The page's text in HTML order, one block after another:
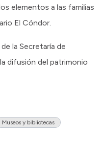
elementos a las familias
El Cóndor.
la Secretaría de
difusión del patrimonio
Museos y bibliotecas